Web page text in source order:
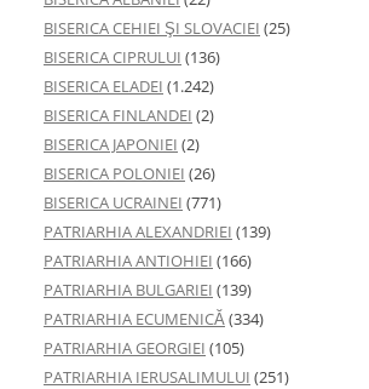
BISERICA CEHIEI ŞI SLOVACIEI (25)
BISERICA CIPRULUI (136)
BISERICA ELADEI (1.242)
BISERICA FINLANDEI (2)
BISERICA JAPONIEI (2)
BISERICA POLONIEI (26)
BISERICA UCRAINEI (771)
PATRIARHIA ALEXANDRIEI (139)
PATRIARHIA ANTIOHIEI (166)
PATRIARHIA BULGARIEI (139)
PATRIARHIA ECUMENICĂ(334)
PATRIARHIA GEORGIEI (105)
PATRIARHIA IERUSALIMULUI (251)